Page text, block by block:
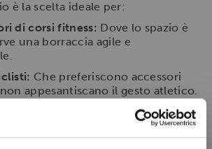
×
è la scelta ideale per:
di corsi fitness: Dove lo spazio è
una borraccia agile e
Che preferiscono accessori
appesantiscano il gesto atletico.
Ottima per
di sali minerali o aminoacidi
la giusta quantità d'acqua.